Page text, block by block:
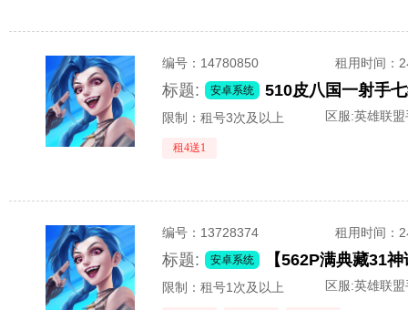
编号： 14780850 租用时间 ：
标题: 安卓系统
限制：租号3次及以上 区服:英雄联
租4送1
编号： 13728374 租用时间 ：
标题: 安卓系统
限制：租号1次及以上 区服:英雄联